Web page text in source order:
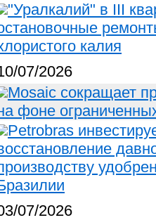
"Уралкалий" в III
калия
07/2026
Mosaic сокращает
фоне
Petrobras
07/2026